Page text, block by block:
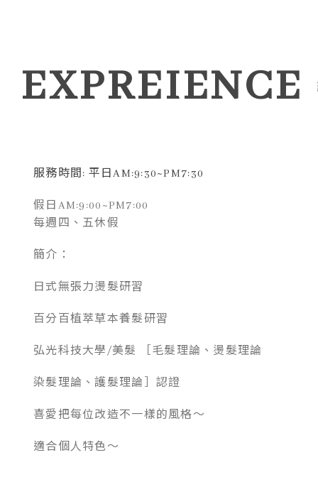
EXPREIENCE
服務時間: 平日AM:9:30~PM7:30
假日AM:9:00~PM7:00
每週四、五休假
簡介：
日式無張力燙髮研習
百分百植萃草本養髮研習
弘光科技大學/美髮 ［毛髮理論、燙髮理論
染髮理論、護髮理論］認證
喜愛把每位改造不一樣的風格～
適合個人特色～